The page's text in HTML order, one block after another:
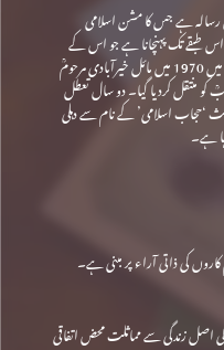
رسالہ ہے جس کا مشن اسلامی
اس طبقے تک پہنچانا ہے جو اس کے
نصف کی نمائندہ ہے۔ حجاب کی داغ بیل رام پور میں 1970 میں مائل خیرآبادی مرحومؒ
فرید صاحبؒ کو منتقل کردیا گیا۔ دو سال تعطل
اس کا نقشِ ثالث ‘حجاب اسلامی’ کے نام سے دہلی
ہے۔
کی ذاتی آراء پر مبنی ہے۔
اصل زندگی سے مماثلت محض اتفاقی